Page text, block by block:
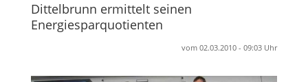
Dittelbrunn ermittelt seinen
Energiesparquotienten
vom 02.03.2010 - 09:03 Uhr